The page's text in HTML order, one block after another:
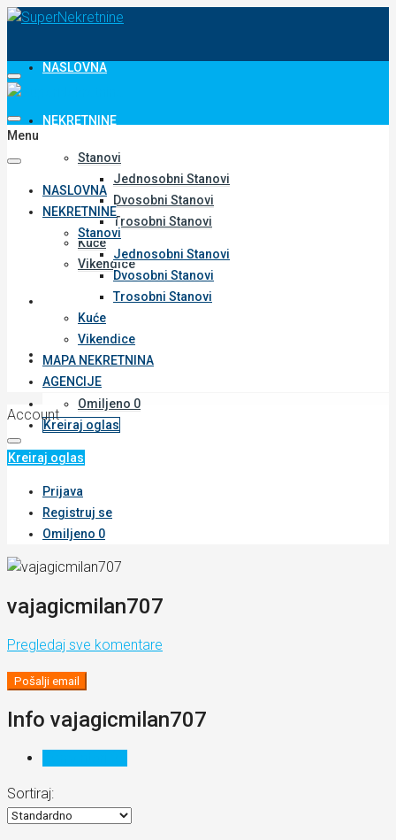
NASLOVNA
NEKRETNINE
Stanovi
Jednosobni Stanovi
Dvosobni Stanovi
Trosobni Stanovi
Kuće
Vikendice
MAPA NEKRETNINA
AGENCIJE
Omiljeno 0
Kreiraj oglas
Menu
NASLOVNA
NEKRETNINE
Stanovi
Jednosobni Stanovi
Dvosobni Stanovi
Trosobni Stanovi
Kuće
Vikendice
MAPA NEKRETNINA
AGENCIJE
Account
Kreiraj oglas
Prijava
Registruj se
Omiljeno 0
vajagicmilan707
Pregledaj sve komentare
Pošalji email
Info vajagicmilan707
Sortiraj: